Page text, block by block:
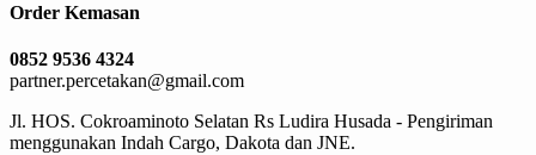
Order Kemasan
0852 9536 4324
partner.percetakan@gmail.com
Jl. HOS. Cokroaminoto Selatan Rs Ludira Husada - Pengiriman
menggunakan Indah Cargo, Dakota dan JNE.